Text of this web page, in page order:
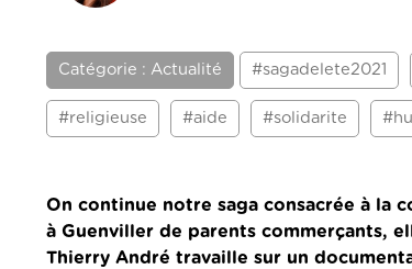
Catégorie : Actualité #sagadelete2021
#religieuse #aide #solidarite
On continue notre saga consacrée à la
à Guenviller de parents commerçants,
Thierry André travaille sur un